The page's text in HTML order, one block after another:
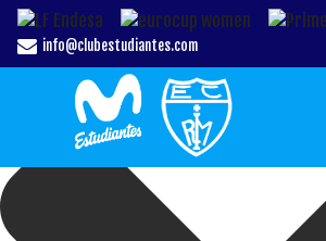
Gestionar el Consentimiento de las Cookies
info@clubestudiantes.com